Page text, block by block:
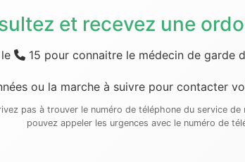
et recevez une
15 pour connaitre le médecin de garde
ou la marche à suivre pour contacter
pas à trouver le numéro de téléphone du service de
pouvez appeler les urgences avec le numéro de